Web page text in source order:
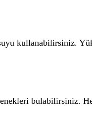
kullanabilirsiniz.
bulabilirsiniz.